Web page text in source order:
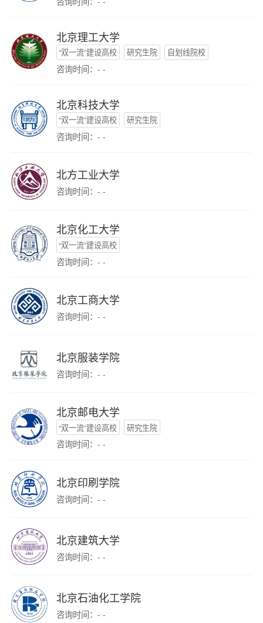
北京理工大学
“双一流”建设高校 研究生院 自划线院校
咨询时间：- -
北京科技大学
“双一流”建设高校 研究生院
咨询时间：- -
北方工业大学
咨询时间：- -
北京化工大学
“双一流”建设高校
咨询时间：- -
北京工商大学
咨询时间：- -
北京服装学院
咨询时间：- -
北京邮电大学
“双一流”建设高校 研究生院
咨询时间：- -
北京印刷学院
咨询时间：- -
北京建筑大学
咨询时间：- -
北京石油化工学院
咨询时间：- -